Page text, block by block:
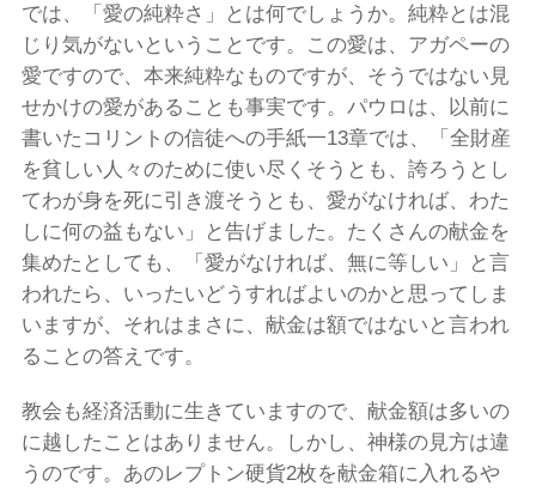
では、「愛の純粋さ」とは何でしょうか。純粋とは混
じり気がないということです。この愛は、アガペーの
愛ですので、本来純粋なものですが、そうではない見
せかけの愛があることも事実です。パウロは、以前に
書いたコリントの信徒への手紙一13章では、「全財産
を貧しい人々のために使い尽くそうとも、誇ろうとし
てわが身を死に引き渡そうとも、愛がなければ、わた
しに何の益もない」と告げました。たくさんの献金を
集めたとしても、「愛がなければ、無に等しい」と言
われたら、いったいどうすればよいのかと思ってしま
いますが、それはまさに、献金は額ではないと言われ
ることの答えです。
教会も経済活動に生きていますので、献金額は多いの
に越したことはありません。しかし、神様の見方は違
うのです。あのレプトン硬貨2枚を献金箱に入れるや